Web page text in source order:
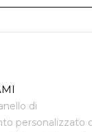
di
personalizzato